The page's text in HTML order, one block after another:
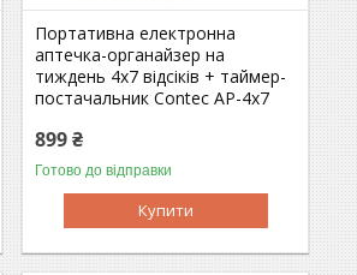
Портативна електронна
аптечка-органайзер на
тиждень 4х7 відсіків + таймер-
постачальник Contec AP-4х7
899 ₴
Готово до відправки
Купити